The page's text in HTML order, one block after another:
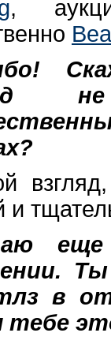
,
и
еще
в
тебе